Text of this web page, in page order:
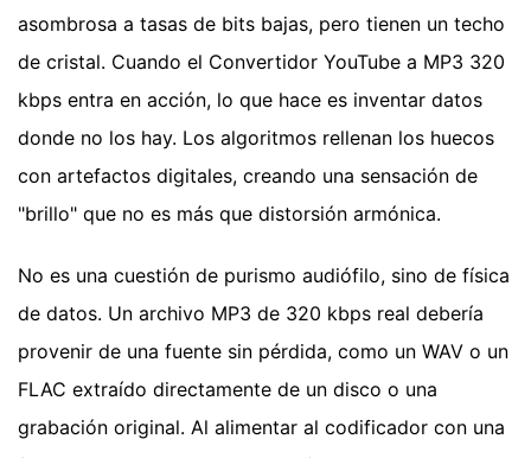
asombrosa a tasas de bits bajas, pero tienen un techo
de cristal. Cuando el Convertidor YouTube a MP3 320
kbps entra en acción, lo que hace es inventar datos
donde no los hay. Los algoritmos rellenan los huecos
con artefactos digitales, creando una sensación de
"brillo" que no es más que distorsión armónica.
No es una cuestión de purismo audiófilo, sino de física
de datos. Un archivo MP3 de 320 kbps real debería
provenir de una fuente sin pérdida, como un WAV o un
FLAC extraído directamente de un disco o una
grabación original. Al alimentar al codificador con una